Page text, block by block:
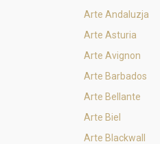
Arte Andaluzja
Arte Asturia
Arte Avignon
Arte Barbados
Arte Bellante
Arte Biel
Arte Blackwall